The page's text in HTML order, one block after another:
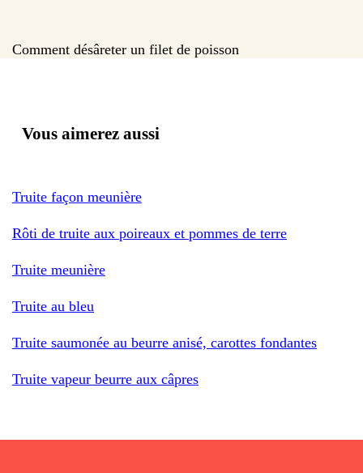
Comment désâreter un filet de poisson
Vous aimerez aussi
Truite façon meunière
Rôti de truite aux poireaux et pommes de terre
Truite meunière
Truite au bleu
Truite saumonée au beurre anisé, carottes fondantes
Truite vapeur beurre aux câpres